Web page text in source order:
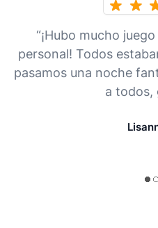
“¡Hubo mucho
personal! Todos
pasamos una noche
a todos,